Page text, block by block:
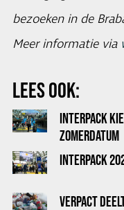
bezoeken in de
Meer informatie via
LEES OOK:
INTERPACK
ZOMERDATUM
INTERPACK
VERPACT